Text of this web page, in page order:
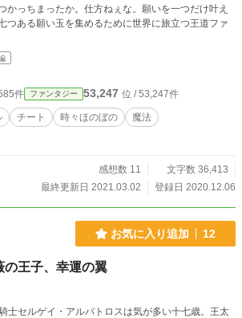
件 ファンタジー 53,247 位 / 53,247件
チート 時々ほのぼの
魔法
感想数 11
文字数 36,413
最終更新日 2021.03.02
登録日 2020.12.06
お気に入り追加 12
の王子、幸運の翼
士セルゲイ・アルバトロスは気が多い十七歳。王太